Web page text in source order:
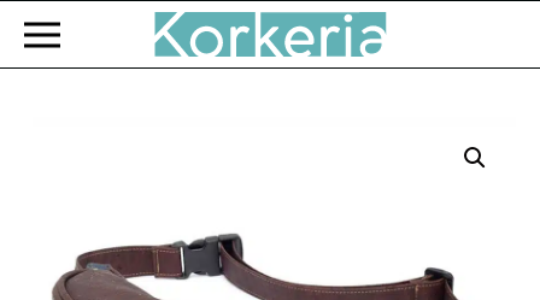
Zum Hauptinhalt springen